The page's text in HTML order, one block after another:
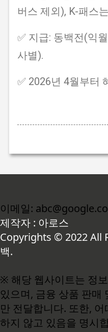
버스 제외), K-패스
✅ 지급: 동백전(익
사별).
✅ 2026년 4월부터
이메일:
제작자 : 아로스
Copyrights © 2022 All
백.
※ 해당 웹사이트는 정
있으며, 금융 상품 판매
만 전달합니다. 또한,
하지 않고 있음을 명시